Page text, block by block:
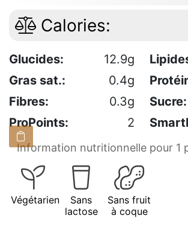
Calories:
Glucides: 12.9g
Gras sat.:
0.4g
Fibres:
0.3g Sucre:
ProPoints:
2
Information nutritionnelle pour 1
Végétarien
Sans
lactose
Sans fruit
à coque